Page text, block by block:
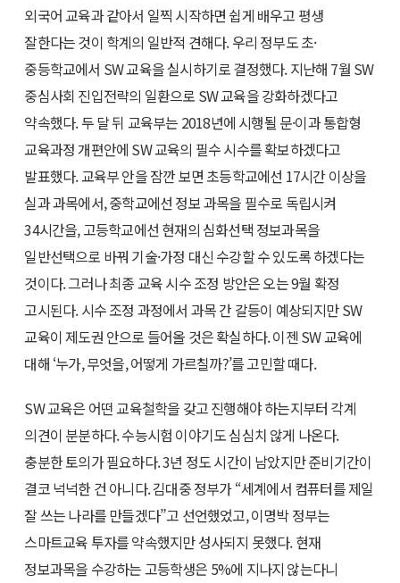
외국어 교육과 같아서 일찍 시작하면 쉽게 배우고 평생
잘한다는 것이 학계의 일반적 견해다. 우리 정부도 초·
중등학교에서 SW 교육을 실시하기로 결정했다. 지난해 7월 SW
중심사회 진입전략의 일환으로 SW 교육을 강화하겠다고
약속했다. 두 달 뒤 교육부는 2018년에 시행될 문·이과 통합형
교육과정 개편안에 SW 교육의 필수 시수를 확보하겠다고
발표했다. 교육부 안을 잠깐 보면 초등학교에선 17시간 이상을
실과 과목에서, 중학교에선 정보 과목을 필수로 독립시켜
34시간을, 고등학교에선 현재의 심화선택 정보과목을
일반선택으로 바꿔 기술·가정 대신 수강할 수 있도록 하겠다는
것이다. 그러나 최종 교육 시수 조정 방안은 오는 9월 확정
고시된다. 시수 조정 과정에서 과목 간 갈등이 예상되지만 SW
교육이 제도권 안으로 들어올 것은 확실하다. 이젠 SW 교육에
대해 ‘누가, 무엇을, 어떻게 가르칠까?’를 고민할 때다.
SW 교육은 어떤 교육철학을 갖고 진행해야 하는지부터 각계
의견이 분분하다. 수능시험 이야기도 심심치 않게 나온다.
충분한 토의가 필요하다. 3년 정도 시간이 남았지만 준비기간이
결코 넉넉한 건 아니다. 김대중 정부가 “세계에서 컴퓨터를 제일
잘 쓰는 나라를 만들겠다”고 선언했었고, 이명박 정부는
스마트교육 투자를 약속했지만 성사되지 못했다. 현재
정보과목을 수강하는 고등학생은 5%에 지나지 않는다니